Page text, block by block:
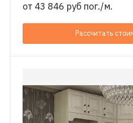
от 43 846 руб пог./м.
Рассчитать